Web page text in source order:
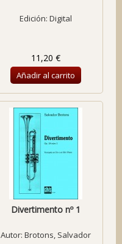
Edición: Digital
11,20 €
Añadir al carrito
Divertimento nº 1
Autor: Brotons, Salvador